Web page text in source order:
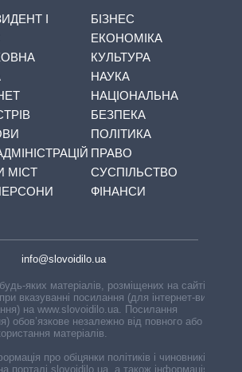
І
МІСТ
БІЗНЕС
ЕКОНОМІКА
КУЛЬТУРА
НАУКА
НАЦІОНАЛЬНА
БЕЗПЕКА
ПОЛІТИКА
ПРАВО
СУСПІЛЬСТВО
ФІНАНСИ
info@slovoidilo.ua
яких матеріалів, розміщених на сайті,
вказуванні посилання (для інтернет-видань
на www.slovoidilo.ua. Посилання
обов’язкове незалежно від повного або
матеріалів.
про обіцянки політиків і чиновників,
порталі slovoidilo.ua, а також інформація про